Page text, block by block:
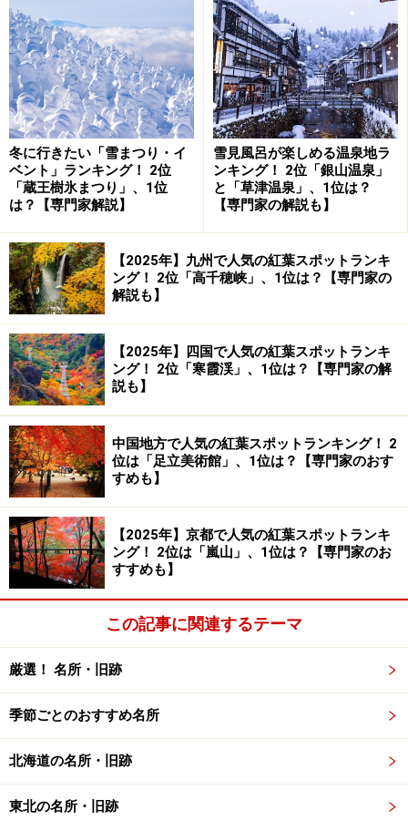
※記事内容は執筆時点のものです。最新の内容をご確認くださ
い。
次のページへ
冬に行きたい「雪まつり・イ
ベント」ランキング！ 2位
「蔵王樹氷まつり」、1位
は？【専門家解説】
雪見風呂が楽しめる温泉地ラ
ンキング！ 2位「銀山温泉」
と「草津温泉」、1位は？
【専門家の解説も】
【2025年】九州で人気の紅葉スポットランキ
ング！ 2位「高千穂峡」、1位は？【専門家の
解説も】
【2025年】四国で人気の紅葉スポットランキ
ング！ 2位「寒霞渓」、1位は？【専門家の解
説も】
中国地方で人気の紅葉スポットランキング！ 2
位は「足立美術館」、1位は？【専門家のおす
すめも】
【2025年】京都で人気の紅葉スポットランキ
ング！ 2位は「嵐山」、1位は？【専門家のお
すすめも】
この記事に関連するテーマ
厳選！ 名所・旧跡
季節ごとのおすすめ名所
北海道の名所・旧跡
東北の名所・旧跡